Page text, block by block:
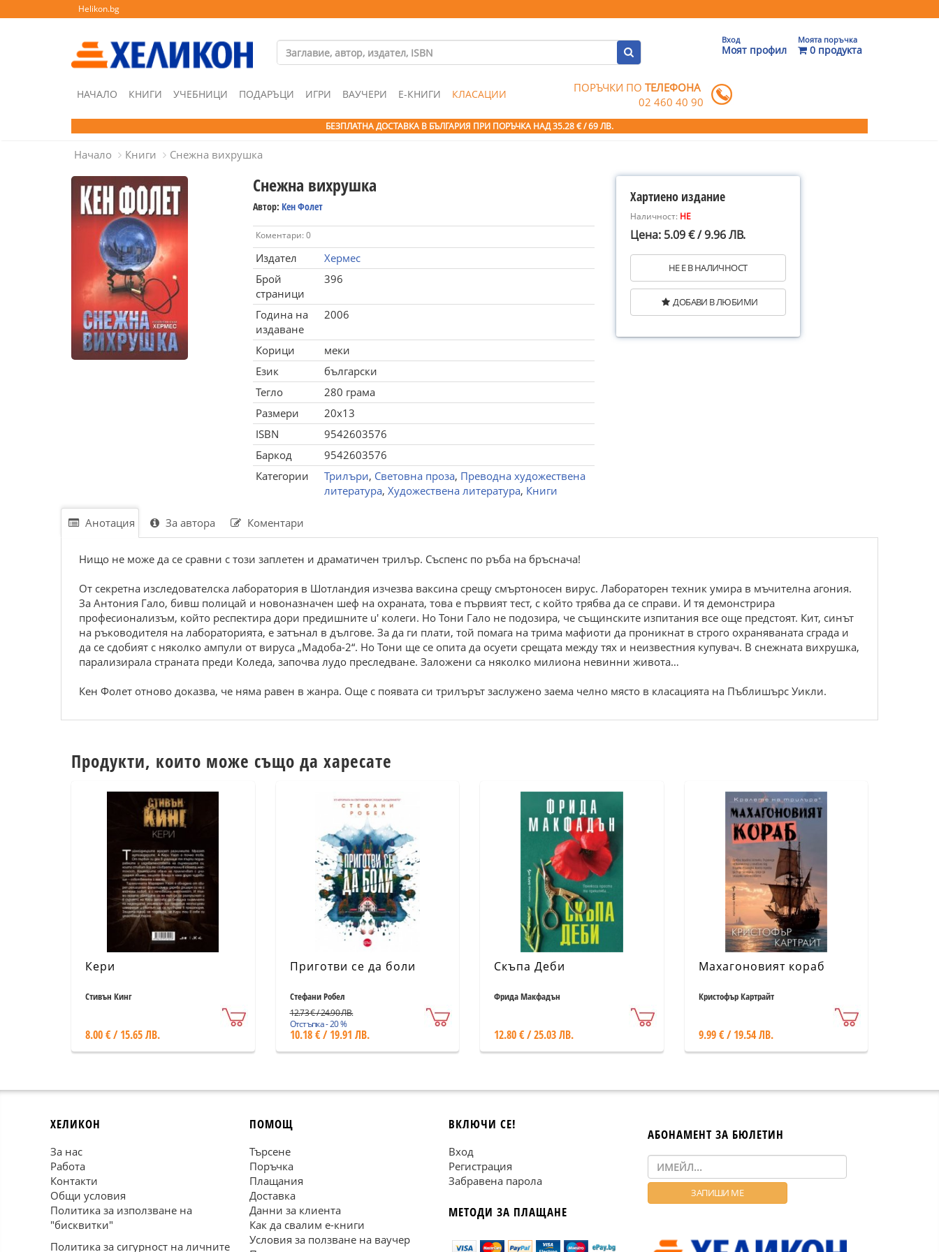
Helikon.bg
Вход
Моят профил
Моята поръчка
0 продукта
НАЧАЛО КНИГИ УЧЕБНИЦИ ПОДАРЪЦИ ИГРИ ВАУЧЕРИ Е-КНИГИ КЛАСАЦИИ ПОРЪЧКИ ПОТЕЛЕФОНА
02 460 40 90
БЕЗПЛАТНА ДОСТАВКА В БЪЛГАРИЯ ПРИ ПОРЪЧКА НАД 35.28 € / 69 ЛВ.
Начало Книги Снежна вихрушка
Снежна вихрушка
Автор: Кен Фолет
Коментари: 0
Издател
Хермес
Брой
страници
396
Година на
издаване
2006
Корици
меки
Език
български
Тегло
280 грама
Размери
20x13
ISBN
9542603576
Баркод
9542603576
Категории
Трилъри, Световна проза, Преводна художествена
литература, Художествена литература, Книги
Хартиено издание
Наличност: НЕ
Цена: 5.09 € / 9.96 ЛВ.
НЕ Е В НАЛИЧНОСТ
ДОБАВИ В ЛЮБИМИ
Анотация За автора Коментари
Нищо не може да се сравни с този заплетен и драматичен трилър. Съспенс по ръба на бръснача!
От секретна изследователска лаборатория в Шотландия изчезва ваксина срещу смъртоносен вирус. Лабораторен техник умира в мъчителна агония.
За Антония Гало, бивш полицай и новоназначен шеф на охраната, това е първият тест, с който трябва да се справи. И тя демонстрира
професионализъм, който респектира дори предишните u' колеги. Но Тони Гало не подозира, че същинските изпитания все още предстоят. Кит, синът
на ръководителя на лабораторията, е затънал в дългове. За да ги плати, той помага на трима мафиоти да проникнат в строго охраняваната сграда и
да се сдобият с няколко ампули от вируса „Мадоба-2“. Но Тони ще се опита да осуети срещата между тях и неизвестния купувач. В снежната вихрушка,
парализирала страната преди Коледа, започва лудо преследване. Заложени са няколко милиона невинни живота…
Кен Фолет отново доказва, че няма равен в жанра. Още с появата си трилърът заслужено заема челно място в класацията на Пъблишърс Уикли.
Продукти, които може също да харесате
Кери
Стивън Кинг
8.00 € / 15.65 ЛВ.
Приготви се да боли
Стефани Робел
12.73 € / 24.90 ЛВ.
Отстъпка - 20 %
10.18 € / 19.91 ЛВ.
Скъпа Деби
Фрида Макфадън
12.80 € / 25.03 ЛВ.
Махагоновият кораб
Кристофър Картрайт
9.99 € / 19.54 ЛВ.
ХЕЛИКОН
За нас
Работа
Контакти
Общи условия
Политика за използване на
"бисквитки"
Политика за сигурност на личните
ПОМОЩ
Търсене
Поръчка
Плащания
Доставка
Данни за клиента
Как да свалим е-книги
Условия за ползване на ваучер
ВКЛЮЧИ СЕ!
Вход
Регистрация
Забравена парола
МЕТОДИ ЗА ПЛАЩАНЕ
АБОНАМЕНТ ЗА БЮЛЕТИН